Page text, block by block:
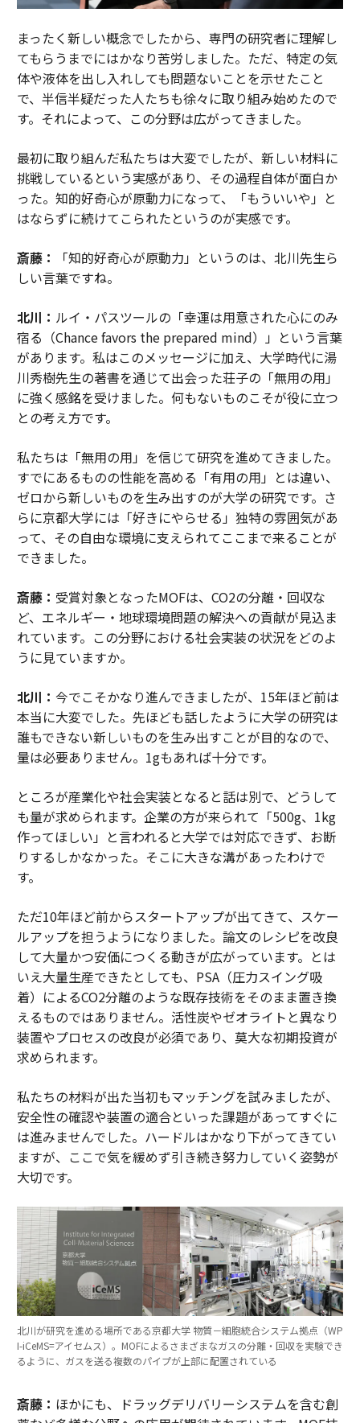
まったく新しい概念でしたから、専門の研究者に理解し
てもらうまでにはかなり苦労しました。ただ、特定の気
体や液体を出し入れしても問題ないことを示せたこと
で、半信半疑だった人たちも徐々に取り組み始めたので
す。それによって、この分野は広がってきました。
最初に取り組んだ私たちは大変でしたが、新しい材料に
挑戦しているという実感があり、その過程自体が面白か
った。知的好奇心が原動力になって、「もういいや」と
はならずに続けてこられたというのが実感です。
斎藤：
「知的好奇心が原動力」というのは、北川先生ら
しい言葉ですね。
北川： ルイ・パスツールの「幸運は用意された心にのみ
宿る（Chance favors the prepared mind）」という言葉
があります。私はこのメッセージに加え、大学時代に湯
川秀樹先生の著書を通じて出会った荘子の「無用の用」
に強く感銘を受けました。何もないものこそが役に立つ
との考え方です。
私たちは「無用の用」を信じて研究を進めてきました。
すでにあるものの性能を高める「有用の用」とは違い、
ゼロから新しいものを生み出すのが大学の研究です。さ
らに京都大学には「好きにやらせる」独特の雰囲気があ
って、その自由な環境に支えられてここまで来ることが
できました。
斎藤： 受賞対象となったMOFは、CO2の分離・回収な
ど、エネルギー・地球環境問題の解決への貢献が見込ま
れています。この分野における社会実装の状況をどのよ
うに見ていますか。
北川： 今でこそかなり進んできましたが、15年ほど前は
本当に大変でした。先ほども話したように大学の研究は
誰もできない新しいものを生み出すことが目的なので、
量は必要ありません。1gもあれば十分です。
ところが産業化や社会実装となると話は別で、どうして
も量が求められます。企業の方が来られて「500g、1kg
作ってほしい」と言われると大学では対応できず、お断
りするしかなかった。そこに大きな溝があったわけで
す。
ただ10年ほど前からスタートアップが出てきて、スケー
ルアップを担うようになりました。論文のレシピを改良
して大量かつ安価につくる動きが広がっています。とは
いえ大量生産できたとしても、PSA（圧力スイング吸
着）によるCO2分離のような既存技術をそのまま置き換
えるものではありません。活性炭やゼオライトと異なり
装置やプロセスの改良が必須であり、莫大な初期投資が
求められます。
私たちの材料が出た当初もマッチングを試みましたが、
安全性の確認や装置の適合といった課題があってすぐに
は進みませんでした。ハードルはかなり下がってきてい
ますが、ここで気を緩めず引き続き努力していく姿勢が
大切です。
北川が研究を進める場所である京都大学 物質－細胞統合システム拠点（WP
I-iCeMS=アイセムス）。MOFによるさまざまなガスの分離・回収を実験でき
るように、ガスを送る複数のパイプが上部に配置されている
斎藤： ほかにも、ドラッグデリバリーシステムを含む創